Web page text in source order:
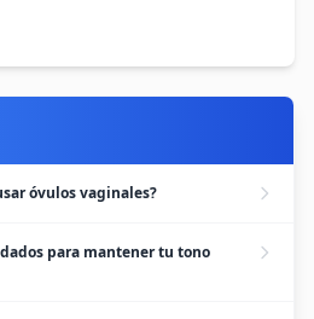
óvulos vaginales?
para mantener tu tono